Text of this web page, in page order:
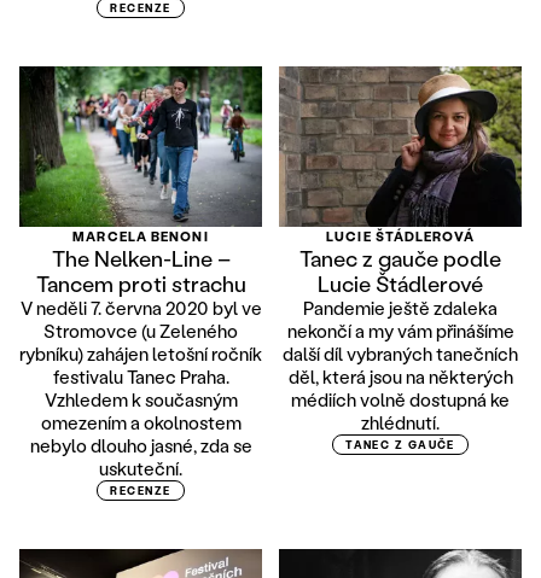
RECENZE
MARCELA BENONI
The Nelken-Line –
Tancem proti strachu
V neděli 7. června 2020 byl ve
Stromovce (u Zeleného
rybníku) zahájen letošní ročník
festivalu Tanec Praha.
Vzhledem k současným
omezením a okolnostem
nebylo dlouho jasné, zda se
uskuteční.
RECENZE
LUCIE ŠTÁDLEROVÁ
Tanec z gauče podle
Lucie Štádlerové
Pandemie ještě zdaleka
nekončí a my vám přinášíme
další díl vybraných tanečních
děl, která jsou na některých
médiích volně dostupná ke
zhlédnutí.
TANEC Z GAUČE